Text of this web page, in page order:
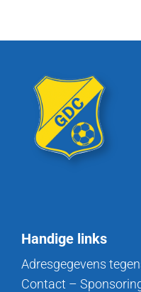
Handige links
Adresgegevens
Contact –